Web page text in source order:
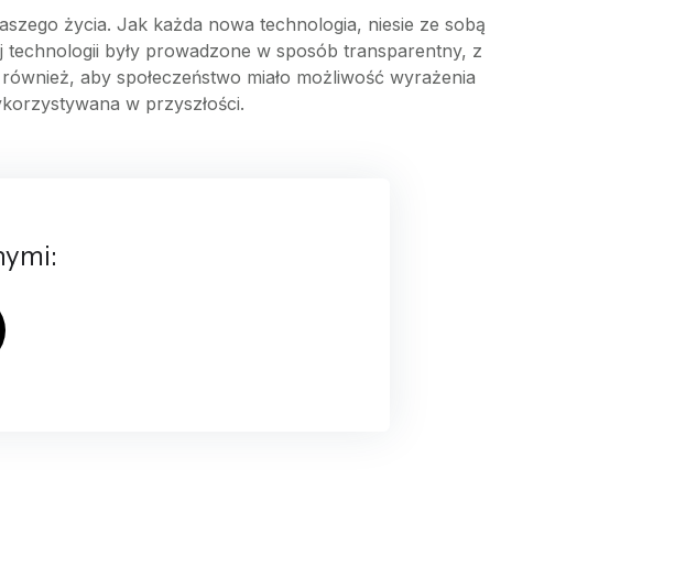
życia. Jak każda nowa technologia, niesie ze sobą
były prowadzone w sposób transparentny, z
aby społeczeństwo miało możliwość wyrażenia
w przyszłości.